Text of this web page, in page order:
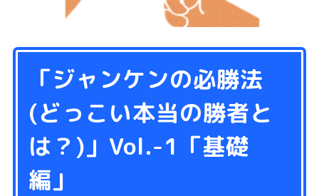
「ジャンケンの必勝法
(どっこい本当の勝者と
は？)」Vol.-1「基礎
編」